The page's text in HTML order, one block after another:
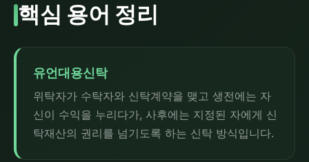
핵심 용어 정리
유언대용신탁
위탁자가 수탁자와 신탁계약을 맺고 생전에는 자
신이 수익을 누리다가, 사후에는 지정된 자에게 신
탁재산의 권리를 넘기도록 하는 신탁 방식입니다.